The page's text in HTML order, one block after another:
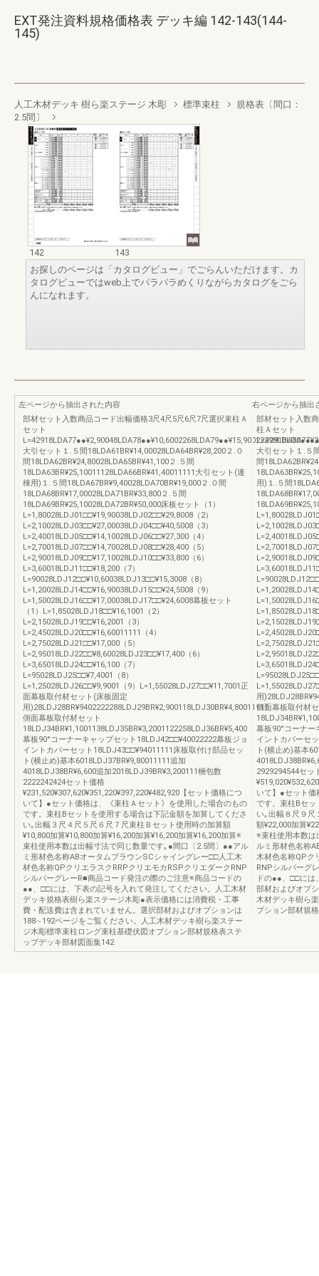
EXT発注資料規格価格表 デッキ編 142-143(144-
145)
人工木材デッキ 樹ら楽ステージ 木彫 標準束柱
規格表〔間口：
2.5間〕
142
143
お探しのページは「カタログビュー」でごらんいただけます。カ
タログビューではweb上でパラパラめくりながらカタログをごら
んになれます。
左ページから抽出された内容
部材セット入数商品コード出幅価格3尺4尺5尺6尺7尺選択束柱Ａ
セット
大引セット１.５間18LDA61BR¥14,00028LDA64BR¥28,200２.０
間18LDA62BR¥24,80028LDA65BR¥41,100２.５間
18LDA63BR¥25,10011128LDA66BR¥41,40011111大引セット(連
棟用)１.５間18LDA67BR¥9,40028LDA70BR¥19,000２.０間
18LDA68BR¥17,00028LDA71BR¥33,800２.５間
18LDA69BR¥25,10028LDA72BR¥50,000床板セット（1）
L=1,80028LDJ01□□¥19,90038LDJ02□□¥29,8008（2）
L=2,10028LDJ03□□¥27,00038LDJ04□□¥40,5008（3）
L=2,40018LDJ05□□¥14,10028LDJ06□□¥27,300（4）
L=2,70018LDJ07□□¥14,70028LDJ08□□¥28,400（5）
L=2,90018LDJ09□□¥17,10028LDJ10□□¥33,800（6）
L=3,60018LDJ11□□¥18,200（7）
L=90028LDJ12□□¥10,60038LDJ13□□¥15,3008（8）
L=1,20028LDJ14□□¥16,90038LDJ15□□¥24,5008（9）
L=1,50028LDJ16□□¥17,00038LDJ17□□¥24,6008幕板セット
（1）L=1,85028LDJ18□□¥16,1001（2）
L=2,15028LDJ19□□¥16,2001（3）
L=2,45028LDJ20□□¥16,60011111（4）
L=2,75028LDJ21□□¥17,000（5）
L=2,95018LDJ22□□¥8,60028LDJ23□□¥17,400（6）
L=3,65018LDJ24□□¥16,100（7）
L=95028LDJ25□□¥7,4001（8）
L=1,25028LDJ26□□¥9,9001（9）L=1,55028LDJ27□□¥11,7001正
面幕板取付材セット(床板固定
用)28LDJ28BR¥9402222288LDJ29BR¥2,900118LDJ30BR¥4,80011111
側面幕板取付材セット
18LDJ34BR¥1,1001138LDJ35BR¥3,2001122258LDJ36BR¥5,400
幕板90°コーナーキャップセット18LDJ42□□¥40022222幕板ジョ
イントカバーセット18LDJ43□□¥94011111床板取付け部品セッ
ト(横止め)基本6018LDJ37BR¥9,80011111追加
4018LDJ38BR¥6,600追加2018LDJ39BR¥3,200111梱包数
2222242424セット価格
¥231,520¥307,620¥351,220¥397,220¥482,920【セット価格につ
いて】●セット価格は、《束柱Ａセット》を使用した場合のもの
です。束柱Bセットを使用する場合は下記金額を加算してくださ
い｡出幅３尺４尺５尺６尺７尺束柱Ｂセット使用時の加算額
¥10,800加算¥10,800加算¥16,200加算¥16,200加算¥16,200加算※
束柱使用本数は出幅寸法で同じ数量です｡●間口〔2.5間〕●●アル
ミ形材色名称ABオータムブラウンSCシャイングレー□□人工木
材色名称QPクリエラスクRRPクリエモカRSPクリエダークRNP
シルバーグレーR■商品コード発注の際のご注意※商品コードの
●●、□□には、下表の記号を入れて発注してください。人工木材
デッキ規格表樹ら楽ステージ木彫●表示価格には消費税・工事
費・配送費は含まれていません。選択部材およびオプションは
188∼192ページをご覧ください。人工木材デッキ樹ら楽ステー
ジ木彫標準束柱ロング束柱基礎伏図オプション部材規格表ステ
ップデッキ部材図面集142
右ページから抽出
部材セット入数
柱Ａセット
大引セット１.５
間
用)１.５間
用
側面幕板取付材
幕板90°コーナー
イントカバーセ
ト(横止め)基本
2929294544セッ
いて】●セット価
です。束柱Bセッ
い｡出幅８尺９尺
額¥22,000加算
※束柱使用本数は
ルミ形材色名称
木材色名称QPク
RNPシルバーグ
ドの●●、□□には
部材およびオプ
木材デッキ樹ら
プション部材規